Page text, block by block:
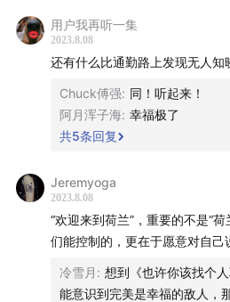
《成为雅诗兰黛》
⛰️ 相关文章： 《攀登错误的山》
这是写给你的人生操作指南》
⚾️ 相关电影：《点球成金
🎧 相关播客：E19 无尽的探索
🎵 BGMs（按出现顺序）
Amaksi - Midnight Flash
Frequently Asked Music -
用户我再听一集
2023.8.08
还有什么比通勤路上发现无人知
Chuck傅强: 同！听起来！
阿月浑子海: 幸福极了
共5条回复
Jeremyoga
2023.8.08
“欢迎来到荷兰”，重要的不是“
们能控制的，更在于愿意对自己
冷雪月 : 想到《也许你该找个
能意识到完美是幸福的敌人，